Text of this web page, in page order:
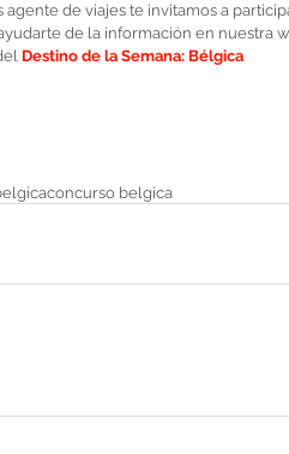
agente de viajes te invitamos a
de la información en nuestra
Destino de la Semana: Bélgica
concurso belgica